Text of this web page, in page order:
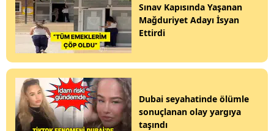
Sınav Kapısında Yaşanan
Mağduriyet Adayı İsyan
Ettirdi
Dubai seyahatinde ölümle
sonuçlanan olay yargıya
taşındı